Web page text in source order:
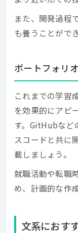
また、開発過程
も養うことがで
ポートフォリ
これまでの学習
を効果的にアピ
す。GitHubなど
スコードと共に
載しましょう。
就職活動や転職
め、計画的な作
文系におす